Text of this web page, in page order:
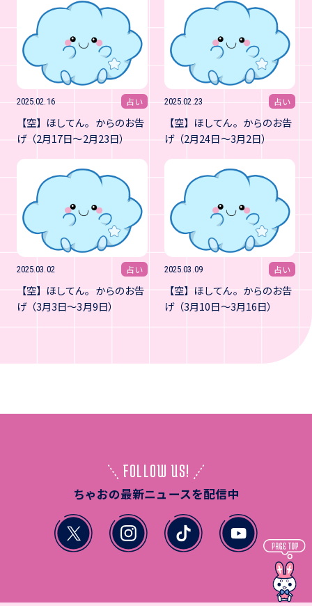
2025.02.16 占い
【空】ほしてん。からのお告
げ（2月17日～2月23日）
2025.02.23 占い
【空】ほしてん。からのお告
げ（2月24日～3月2日）
2025.03.02 占い
【空】ほしてん。からのお告
げ（3月3日～3月9日）
2025.03.09 占い
【空】ほしてん。からのお告
げ（3月10日～3月16日）
FOLLOW US!
ちゃおの最新ニュースを配信中